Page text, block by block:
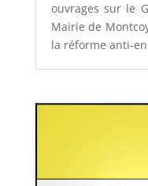
ouvrages sur le
Mairie de
la réforme anti-